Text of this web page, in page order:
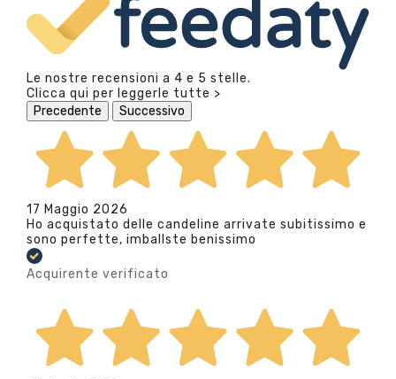
Le nostre recensioni a 4 e 5 stelle.
Clicca qui per leggerle tutte >
Precedente
Successivo
17 Maggio 2026
Ho acquistato delle candeline arrivate subitissimo e
sono perfette, imballste benissimo
Acquirente verificato